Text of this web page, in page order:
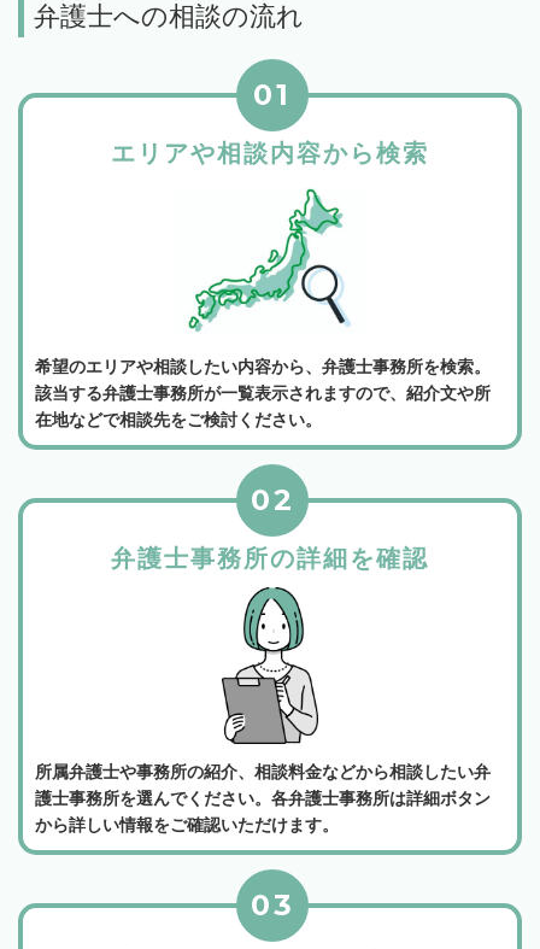
弁護士への相談の流れ
エリアや相談内容から検索
01
希望のエリアや相談したい内容から、弁護士事務所を検索。
該当する弁護士事務所が一覧表示されますので、紹介文や所
在地などで相談先をご検討ください。
弁護士事務所の詳細を確認
02
所属弁護士や事務所の紹介、相談料金などから相談したい弁
護士事務所を選んでください。各弁護士事務所は詳細ボタン
から詳しい情報をご確認いただけます。
03